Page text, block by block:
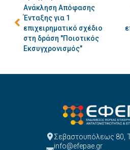
Ανάκληση Απόφασης
Ένταξης για 1
επιχειρηματικό σχέδιο
στη δράση "Ποιοτικός
Εκσυγχρονισμός"
Σεβαστουπόλεως 80,
info@efepae.gr